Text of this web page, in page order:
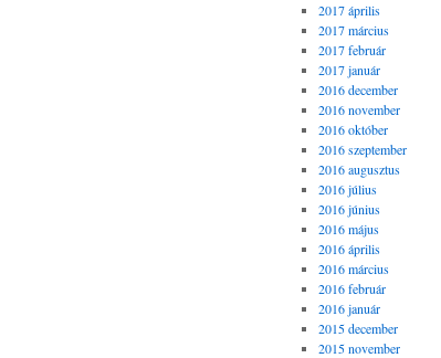
2017 április
2017 március
2017 február
2017 január
2016 december
2016 november
2016 október
2016 szeptember
2016 augusztus
2016 július
2016 június
2016 május
2016 április
2016 március
2016 február
2016 január
2015 december
2015 november